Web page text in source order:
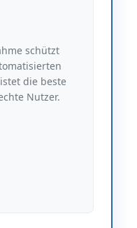
schützt
die beste
Nutzer.